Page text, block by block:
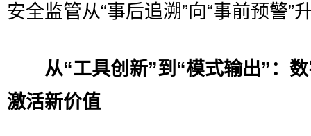
安全监管从“事后追溯”向“事前预警”
从“工具创新”到“模式输出”：
激活新价值